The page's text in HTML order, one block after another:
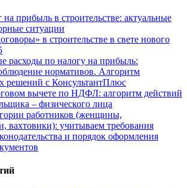
прибыль в строительстве: актуальные
ситуации
в строительстве в свете нового
расходы по налогу на прибыль:
нормативов. Алгоритм
решений с КонсультантПлюс
вычете по НДФЛ: алгоритм действий
– физического лица
работников (женщины,
вахтовики): учитываем требования
и порядок оформления